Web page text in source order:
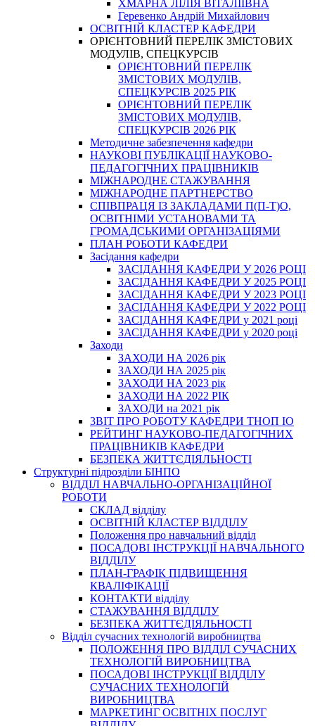
ХМАРНА ЛІЛІЯ ВІТАЛІЇВНА
Геревенко Андрій Михайлович
ОСВІТНІЙ КЛАСТЕР КАФЕДРИ
ОРІЄНТОВНИЙ ПЕРЕЛІК ЗМІСТОВИХ
МОДУЛІВ, СПЕЦКУРСІВ
ОРІЄНТОВНИЙ ПЕРЕЛІК
ЗМІСТОВИХ МОДУЛІВ,
СПЕЦКУРСІВ 2025 РІК
ОРІЄНТОВНИЙ ПЕРЕЛІК
ЗМІСТОВИХ МОДУЛІВ,
СПЕЦКУРСІВ 2026 РІК
Методичне забезпечення кафедри
НАУКОВІ ПУБЛІКАЦІЇ НАУКОВО-
ПЕДАГОГІЧНИХ ПРАЦІВНИКІВ
МІЖНАРОДНЕ СТАЖУВАННЯ
МІЖНАРОДНЕ ПАРТНЕРСТВО
СПІВПРАЦЯ ІЗ ЗАКЛАДАМИ П(П-Т)О,
ОСВІТНІМИ УСТАНОВАМИ ТА
ГРОМАДСЬКИМИ ОРГАНІЗАЦІЯМИ
ПЛАН РОБОТИ КАФЕДРИ
Засідання кафедри
ЗАСІДАННЯ КАФЕДРИ У 2026 РОЦІ
ЗАСІДАННЯ КАФЕДРИ У 2025 РОЦІ
ЗАСІДАННЯ КАФЕДРИ У 2023 РОЦІ
ЗАСІДАННЯ КАФЕДРИ У 2022 РОЦІ
ЗАСІДАННЯ КАФЕДРИ у 2021 році
ЗАСІДАННЯ КАФЕДРИ у 2020 році
Заходи
ЗАХОДИ НА 2026 рік
ЗАХОДИ НА 2025 рік
ЗАХОДИ НА 2023 рік
ЗАХОДИ НА 2022 РІК
ЗАХОДИ на 2021 рік
3BIT ПРО РОБОТУ КАФЕДРИ ТНОП ІО
РЕЙТИНГ НАУКОВО-ПЕДАГОГІЧНИХ
ПРАЦІВНИКІВ КАФЕДРИ
БЕЗПЕКА ЖИТТЄДІЯЛЬНОСТІ
Структурні підрозділи БІНПО
ВІДДІЛ НАВЧАЛЬНО-ОРГАНІЗАЦІЙНОЇ
РОБОТИ
СКЛАД відділу
ОСВІТНІЙ КЛАСТЕР ВІДДІЛУ
Положення про навчальний вiддiл
ПОСАДОВІ ІНСТРУКЦІЇ НАВЧАЛЬНОГО
ВІДДІЛУ
ПЛАН-ГРАФІК ПІДВИЩЕННЯ
КВАЛІФІКАЦІЇ
КОНТАКТИ відділу
СТАЖУВАННЯ ВІДДІЛУ
БЕЗПЕКА ЖИТТЄДІЯЛЬНОСТІ
Відділ сучасних технологій виробництва
ПОЛОЖЕННЯ ПРО ВІДДІЛ СУЧАСНИХ
ТЕХНОЛОГІЙ ВИРОБНИЦТВА
ПОСАДОВІ ІНСТРУКЦІЇ ВІДДІЛУ
СУЧАСНИХ ТЕХНОЛОГІЙ
ВИРОБНИЦТВА
МАРКЕТИНГ ОСВІТНІХ ПОСЛУГ